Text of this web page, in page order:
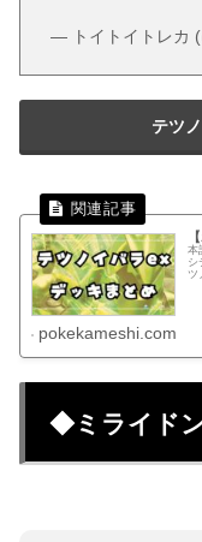
— トイトイトレカ
テツ
本
シ
ツ
pokekameshi.com
◆ミライド